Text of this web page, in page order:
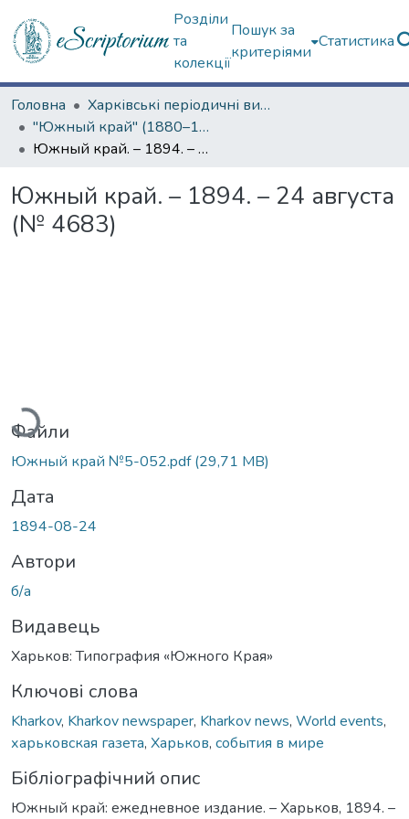
Розділи
та
колекції
Пошук за
критеріями
Статистика
Головна
Харківські періодичні видання
"Южный край" (1880–1919 гг.)
Южный край. – 1894. – 24 августа (№ 4683)
Южный край. – 1894. – 24 августа
(№ 4683)
Файли
Южный край №5-052.pdf(29,71 MB)
Дата
1894-08-24
Автори
б/а
Видавець
Харьков: Типография «Южного Края»
Ключові слова
Kharkov, Kharkov newspaper, Kharkov news, World events,
харьковская газета, Харьков, события в мире
Бібліографічний опис
Южный край: ежедневное издание. – Харьков, 1894. –